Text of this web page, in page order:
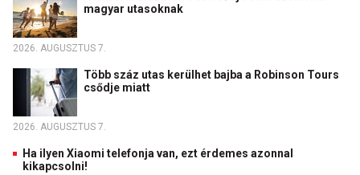
magyar utasoknak
2026. AUGUSZTUS 7.
Több száz utas kerülhet bajba a Robinson Tours
csődje miatt
2026. AUGUSZTUS 7.
Ha ilyen Xiaomi telefonja van, ezt érdemes azonnal
kikapcsolni!